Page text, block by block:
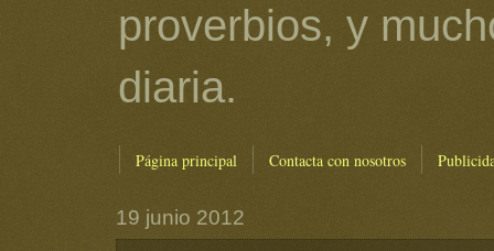
proverbios, y
diaria.
Página principal Contacta con nosotros
19 junio 2012